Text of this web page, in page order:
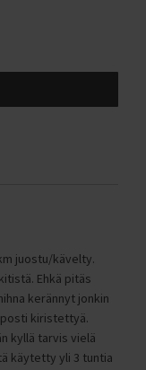
juostu/kävelty.
Ehkä pitäs
kerännyt jonkin
kiristettyä.
kyllä tarvis vielä
käytetty yli 3 tuntia